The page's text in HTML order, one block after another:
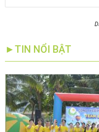
►TIN NỔI BẬT